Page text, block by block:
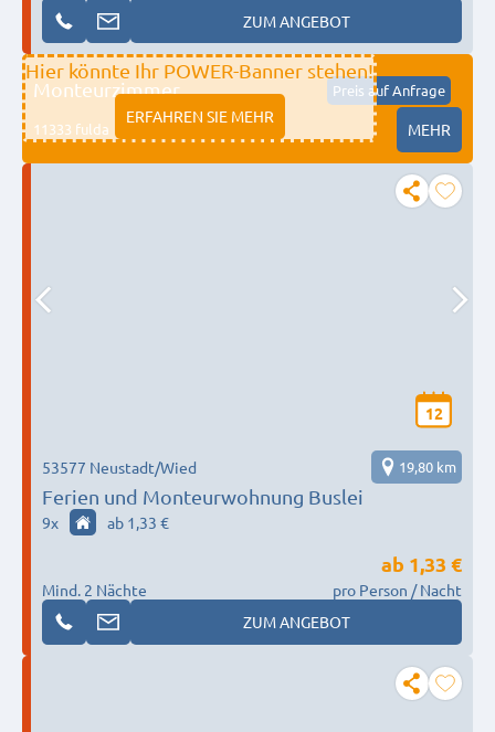
ZUM ANGEBOT
Hier könnte Ihr POWER-Banner stehen!
ERFAHREN SIE MEHR
Monteurzimmer Preis auf Anfrage
11333 fulda MEHR
12
Ferien und Monteurwohnung Buslei
53577 Neustadt/Wied 19,80 km
9x ab 1,33 €
Mind. 2 Nächte
ab 1,33 €
pro Person / Nacht
ZUM ANGEBOT